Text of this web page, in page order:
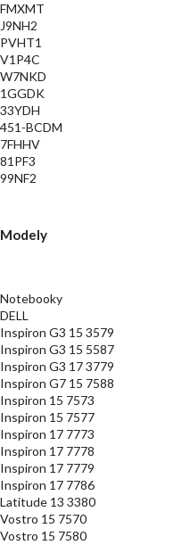
FMXMT
J9NH2
PVHT1
V1P4C
W7NKD
1GGDK
33YDH
451-BCDM
7FHHV
81PF3
99NF2
Modely
Notebooky
DELL
Inspiron G3 15 3579
Inspiron G3 15 5587
Inspiron G3 17 3779
Inspiron G7 15 7588
Inspiron 15 7573
Inspiron 15 7577
Inspiron 17 7773
Inspiron 17 7778
Inspiron 17 7779
Inspiron 17 7786
Latitude 13 3380
Vostro 15 7570
Vostro 15 7580